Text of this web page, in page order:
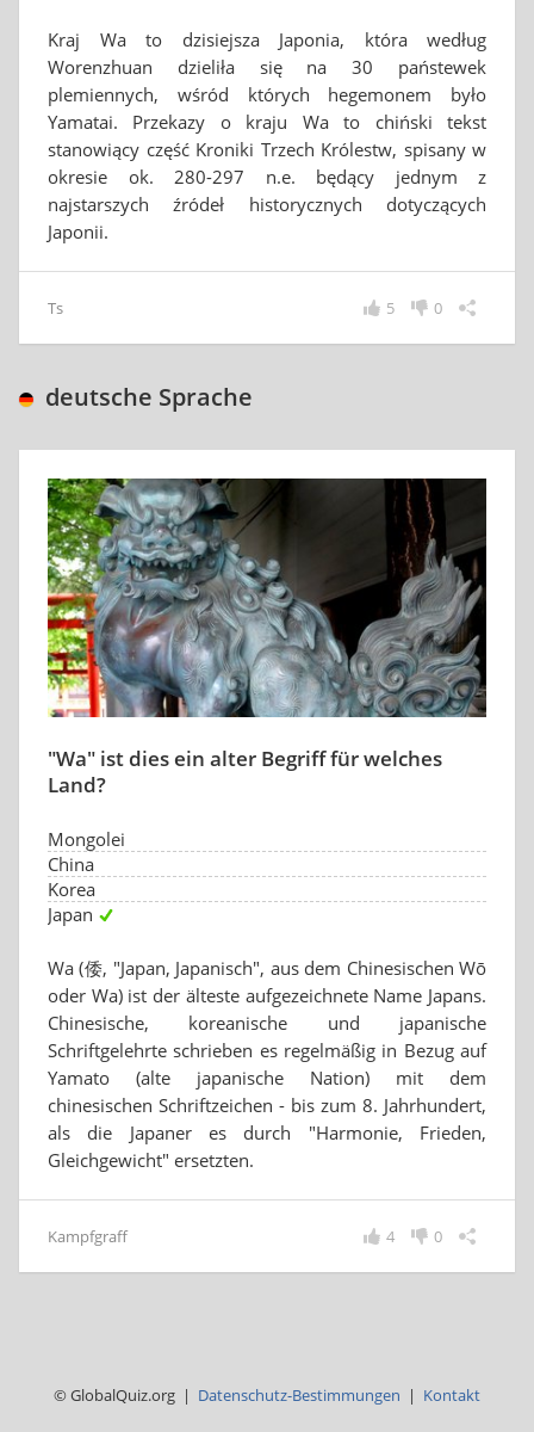
Kraj Wa to dzisiejsza Japonia, która według
Worenzhuan dzieliła się na 30 państewek
plemiennych, wśród których hegemonem było
Yamatai. Przekazy o kraju Wa to chiński tekst
stanowiący część Kroniki Trzech Królestw, spisany w
okresie ok. 280-297 n.e. będący jednym z
najstarszych źródeł historycznych dotyczących
Japonii.
Ts 0
5
deutsche Sprache
"Wa" ist dies ein alter Begriff für welches
Land?
Mongolei
China
Korea
Japan
Wa (倭, "Japan, Japanisch", aus dem Chinesischen Wō
oder Wa) ist der älteste aufgezeichnete Name Japans.
Chinesische, koreanische und japanische
Schriftgelehrte schrieben es regelmäßig in Bezug auf
Yamato (alte japanische Nation) mit dem
chinesischen Schriftzeichen - bis zum 8. Jahrhundert,
als die Japaner es durch "Harmonie, Frieden,
Gleichgewicht" ersetzten.
Kampfgraff 0
4
© GlobalQuiz.org | Datenschutz-Bestimmungen | Kontakt